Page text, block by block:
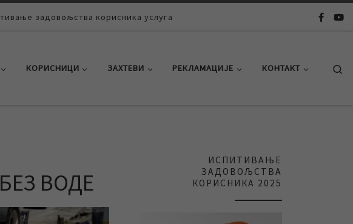
задовољства корисника услуга
КОРИСНИЦИ ЗАХТЕВИ РЕКЛАМАЦИЈЕ КОНТАКТ
ВОДЕ
ИСПИТИВАЊЕ
ЗАДОВОЉСТВА
КОРИСНИКА 2025